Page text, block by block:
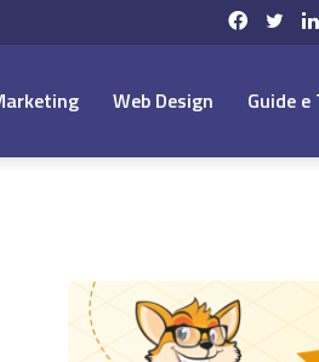
Facebook
Web Design Guide